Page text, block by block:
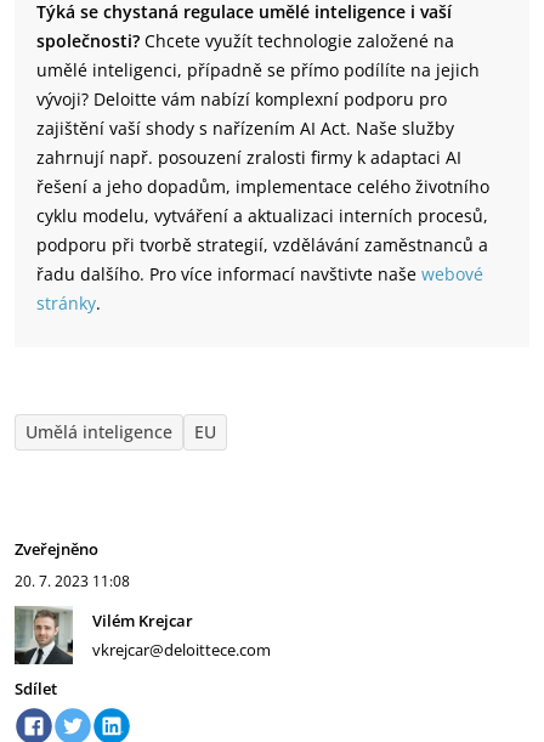
Týká se chystaná regulace umělé inteligence i vaší
společnosti? Chcete využít technologie založené na
umělé inteligenci, případně se přímo podílíte na jejich
vývoji? Deloitte vám nabízí komplexní podporu pro
zajištění vaší shody s nařízením AI Act. Naše služby
zahrnují např. posouzení zralosti firmy k adaptaci AI
řešení a jeho dopadům, implementace celého životního
cyklu modelu, vytváření a aktualizaci interních procesů,
podporu při tvorbě strategií, vzdělávání zaměstnanců a
řadu dalšího. Pro více informací navštivte naše webové
stránky.
Umělá inteligence EU
Zveřejněno
20. 7. 2023 11:08
Vilém Krejcar
vkrejcar@deloittece.com
Sdílet